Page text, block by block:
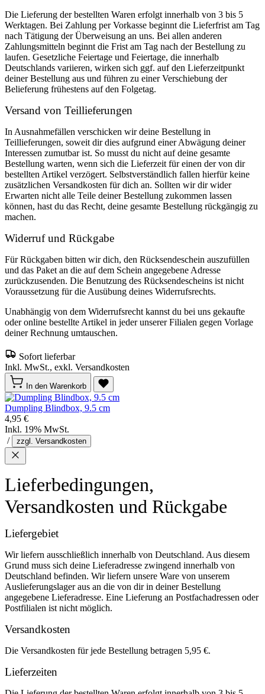
Die Lieferung der bestellten Waren erfolgt innerhalb von 3 bis 5
Werktagen. Bei Zahlung per Vorkasse beginnt die Lieferfrist am Tag
nach Tätigung der Überweisung an uns. Bei allen anderen
Zahlungsmitteln beginnt die Frist am Tag nach der Bestellung zu
laufen. Gesetzliche Feiertage und Feiertage, die innerhalb
Deutschlands variieren, wirken sich ggf. auf den Lieferzeitpunkt
deiner Bestellung aus und führen zu einer Verschiebung der
Belieferung frühestens auf den Folgetag.
Versand von Teillieferungen
In Ausnahmefällen verschicken wir deine Bestellung in
Teillieferungen, soweit dir dies aufgrund einer Abwägung deiner
Interessen zumutbar ist. So musst du nicht auf deine gesamte
Bestellung warten, wenn sich die Lieferzeit für einen der von dir
bestellten Artikel verzögert. Selbstverständlich fallen hierfür keine
zusätzlichen Versandkosten für dich an. Sollten wir dir wider
Erwarten nicht alle Teile deiner Bestellung zukommen lassen
können, hast du das Recht, deine gesamte Bestellung rückgängig zu
machen.
Widerruf und Rückgabe
Für Rückgaben bitten wir dich, den Rücksendeschein auszufüllen
und das Paket an die auf dem Schein angegebene Adresse
zurückzusenden. Die Benutzung des Rücksendescheins ist nicht
Voraussetzung für die Ausübung deines Widerrufsrechts.
Unabhängig von dem Widerrufsrecht kannst du bei uns gekaufte
oder online bestellte Artikel in jeder unserer Filialen gegen Vorlage
deiner Rechnung umtauschen.
Sofort lieferbar
Inkl. MwSt., exkl. Versandkosten
In den Warenkorb
Dumpling Blindbox, 9.5 cm
4,95 €
Inkl. 19% MwSt.
/
zzgl. Versandkosten
Lieferbedingungen,
Versandkosten und Rückgabe
Liefergebiet
Wir liefern ausschließlich innerhalb von Deutschland. Aus diesem
Grund muss sich deine Lieferadresse zwingend innerhalb von
Deutschland befinden. Wir liefern unsere Ware von unserem
Auslieferungslager aus an die von dir in deiner Bestellung
angegebene Lieferadresse. Eine Lieferung an Postfachadressen oder
Postfilialen ist nicht möglich.
Versandkosten
Die Versandkosten für jede Bestellung betragen 5,95 €.
Lieferzeiten